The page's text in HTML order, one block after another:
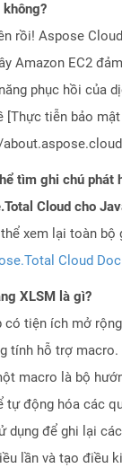
không?
rồi! Aspose
Amazon EC2
phục hồi của
[Thực tiễn bảo
tìm ghi chú phát
Cloud cho
xem lại toàn bộ
Cloud
XLSM là gì?
có tiện ích mở
tính hỗ trợ
macro là bộ
tự động hóa các
dụng để ghi lại
lần và tạo điều